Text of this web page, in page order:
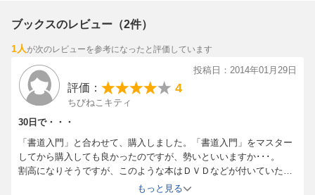
ブックスのレビュー（2件）
1人が次のレビューを参考になったと評価しています
投稿日：2014年01月29日
評価： 4
ちびねこキティ
30日で・・・
「書道入門」と合わせて、購入しました。「書道入門」をマスター
してから購入しても良かったのですが、勢いといいますか･･･。
割高になりそうですが、このような本はＤＶＤなどが付いていたら
もっと見る